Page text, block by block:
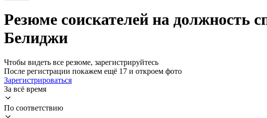
Резюме соискателей на должность
Белиджи
Чтобы видеть все резюме, зарегистрируйтесь
После регистрации покажем ещё 17 и откроем фото
Зарегистрироваться
За всё время
По соответствию